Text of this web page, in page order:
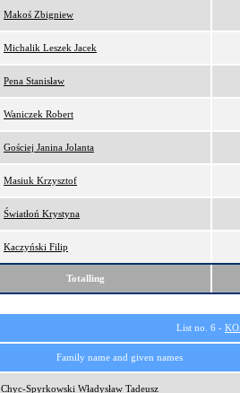
Makoś Zbigniew
Michalik Leszek Jacek
Pena Stanisław
Waniczek Robert
Gościej Janina Jolanta
Masiuk Krzysztof
Światłoń Krystyna
Kaczyński Filip
Totalling
List no. 6 -
Family name and given names
Chyc-Spyrkowski Władysław Tadeusz